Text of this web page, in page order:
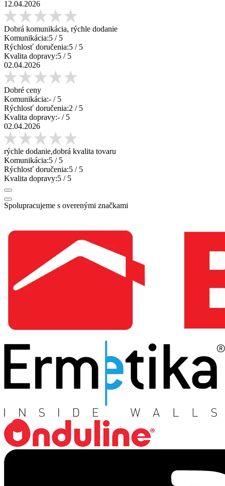
12.04.2026
Dobrá komunikácia, rýchle dodanie
Komunikácia:5 / 5
Rýchlosť doručenia:5 / 5
Kvalita dopravy:5 / 5
02.04.2026
Dobré ceny
Komunikácia:- / 5
Rýchlosť doručenia:2 / 5
Kvalita dopravy:- / 5
02.04.2026
rýchle dodanie,dobrá kvalita tovaru
Komunikácia:5 / 5
Rýchlosť doručenia:5 / 5
Kvalita dopravy:5 / 5
Spolupracujeme s overenými značkami